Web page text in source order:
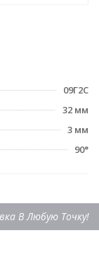
09Г2С
32 мм
3 мм
90°
В Любую Точку!